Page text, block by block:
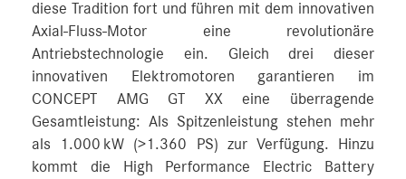
diese Tradition fort und führen mit dem innovativen
Axial-Fluss-Motor eine revolutionäre
Antriebstechnologie ein. Gleich drei dieser
innovativen Elektromotoren garantieren im
CONCEPT AMG GT XX eine überragende
Gesamtleistung: Als Spitzenleistung stehen mehr
als 1.000 kW (>1.360 PS) zur Verfügung. Hinzu
kommt die High Performance Electric Battery